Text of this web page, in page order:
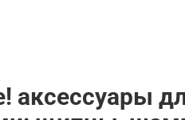
аксессуары